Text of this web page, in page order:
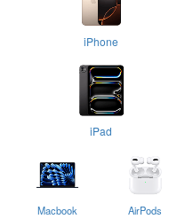
iPhone
iPad
Macbook AirPods